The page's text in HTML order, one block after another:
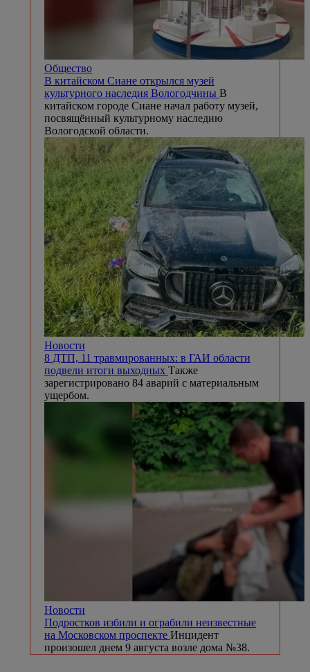
Общество
В китайском Сиане открылся музей
культурного наследия Вологодчины В
китайском городе Сиане начал работу музей,
посвящённый культурному наследию
Вологодской области.
Новости
8 ДТП, 11 травмированных: в ГАИ области
подвели итоги выходных Также
зарегистрировано 84 аварий с материальным
ущербом.
Новости
Подростков избили и ограбили неизвестные
на Московском проспекте Инцидент
произошел днем 9 августа возле дома №38.